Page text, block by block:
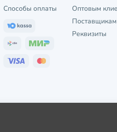
Способы оплаты
Оптовым
Поставщикам
Реквизиты